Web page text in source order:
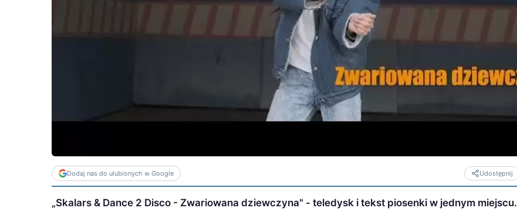
Dodaj nas do ulubionych w Google Udostępnij
„Skalars & Dance 2 Disco - Zwariowana dziewczyna" - teledysk i tekst piosenki w jednym miejscu.